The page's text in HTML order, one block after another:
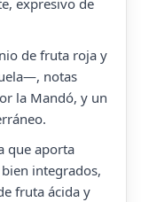
de fruta roja y
notas
la Mandó, y un
que aporta
integrados,
fruta ácida y